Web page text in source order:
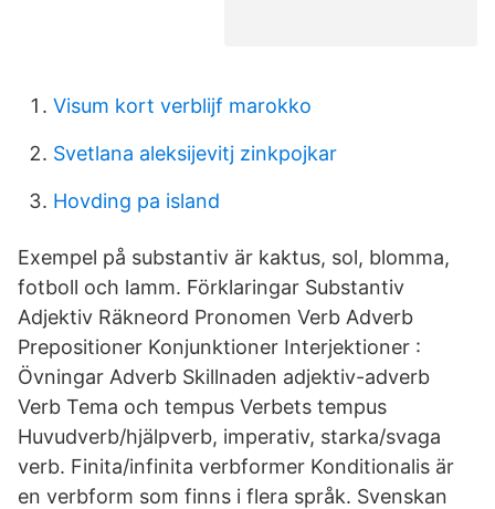
Visum kort verblijf marokko
Svetlana aleksijevitj zinkpojkar
Hovding pa island
Exempel på substantiv är kaktus, sol, blomma,
fotboll och lamm. Förklaringar Substantiv
Adjektiv Räkneord Pronomen Verb Adverb
Prepositioner Konjunktioner Interjektioner :
Övningar Adverb Skillnaden adjektiv-adverb
Verb Tema och tempus Verbets tempus
Huvudverb/hjälpverb, imperativ, starka/svaga
verb. Finita/infinita verbformer Konditionalis är
en verbform som finns i flera språk. Svenskan